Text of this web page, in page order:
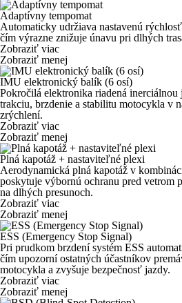
Adaptívny tempomat
Automaticky udržiava nastavenú
čím výrazne znižuje únavu pri dlhých
Zobraziť viac
Zobraziť menej
IMU elektronický balík (6 osí)
Pokročilá elektronika riadená
trakciu, brzdenie a stabilitu motocykla v
zrýchlení.
Zobraziť viac
Zobraziť menej
Plná kapotáž + nastaviteľné plexi
Aerodynamická plná kapotáž v
poskytuje výbornú ochranu pred vetrom
na dlhých presunoch.
Zobraziť viac
Zobraziť menej
ESS (Emergency Stop Signal)
Pri prudkom brzdení systém ESS
čím upozorní ostatných účastníkov
motocykla a zvyšuje bezpečnosť jazdy.
Zobraziť viac
Zobraziť menej